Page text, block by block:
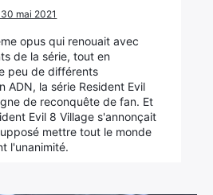
mai 2021
opus qui renouait avec
de la série, tout en
peu de différents
ADN, la série Resident Evil
de reconquête de fan. Et
Evil 8 Village s'annonçait
mettre tout le monde
l'unanimité.